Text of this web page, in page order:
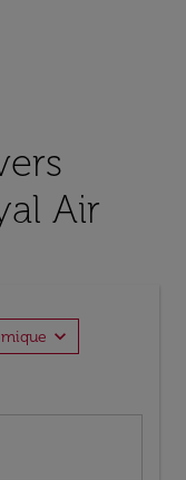
Air
expand_more